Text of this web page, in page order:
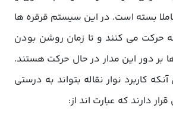
بسته است. در این سیستم قرقره ها
حرکت می کنند و تا زمان روشن بودن
بر دور این مدار در حال حرکت هستند.
کاربرد نوار نقاله بتواند به درستی
دارند که عبارت اند از: